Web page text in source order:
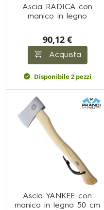
Ascia RADICA con
manico in legno
90,12 €
Acquista
Disponibile 2 pezzi
Ascia YANKEE con
manico in legno 50 cm